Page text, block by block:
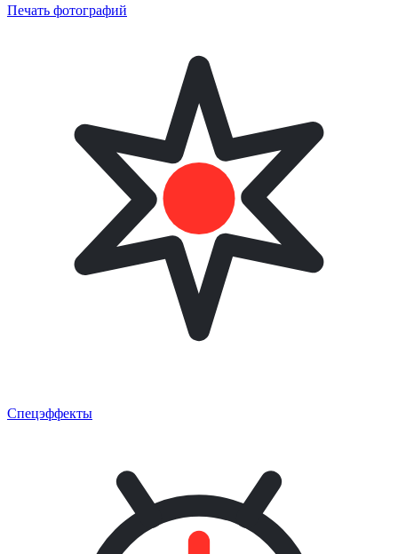
Печать фотографий
Спецэффекты